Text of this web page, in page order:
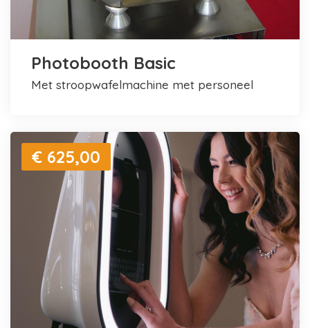
Photobooth Basic
met stroopwafelmachine met personeel
€ 625,00